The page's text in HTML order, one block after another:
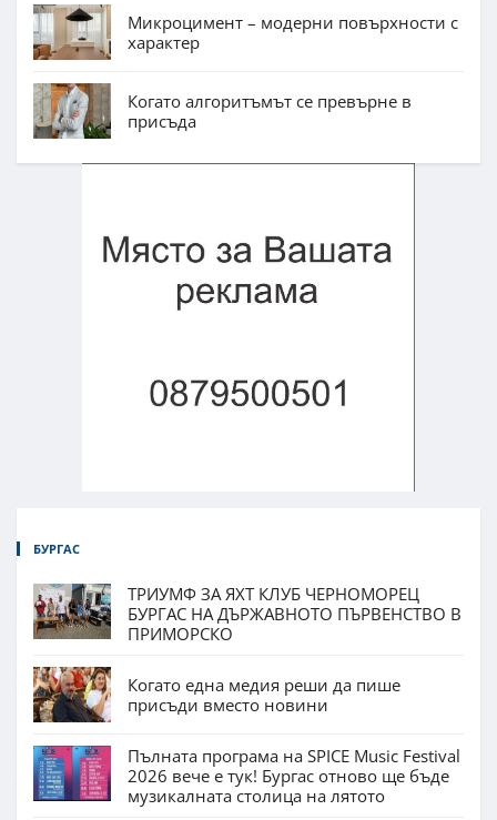
Микроцимент – модерни повърхности с
характер
Когато алгоритъмът се превърне в
присъда
БУРГАС
ТРИУМФ ЗА ЯХТ КЛУБ ЧЕРНОМОРЕЦ
БУРГАС НА ДЪРЖАВНОТО ПЪРВЕНСТВО В
ПРИМОРСКО
Когато една медия реши да пише
присъди вместо новини
Пълната програма на SPICE Music Festival
2026 вече е тук! Бургас отново ще бъде
музикалната столица на лятото